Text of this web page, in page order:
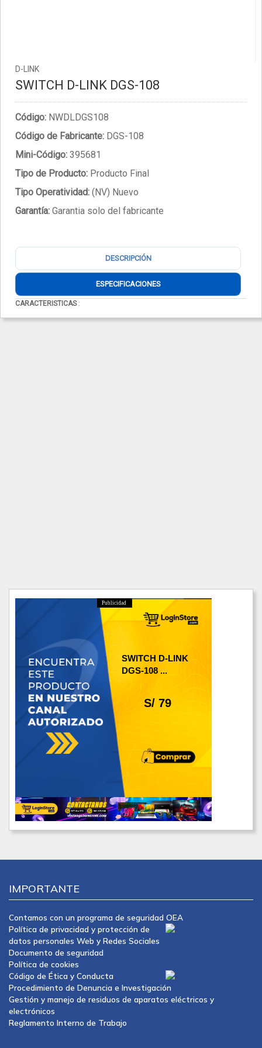
D-LINK
SWITCH D-LINK DGS-108
Código: NWDLDGS108
Código de Fabricante: DGS-108
Mini-Código: 395681
Tipo de Producto: Producto Final
Tipo Operatividad: (NV) Nuevo
Garantía: Garantia solo del fabricante
DESCRIPCIÓN
ESPECIFICACIONES
CARACTERISTICAS:
Publicidad
S/ 79
SWITCH D-LINK
DGS-108 ...
IMPORTANTE
Contamos con un programa de seguridad OEA
Política de privacidad y protección de
datos personales Web y Redes Sociales
Documento de seguridad
Política de cookies
Código de Ética y Conducta
Procedimiento de Denuncia e Investigación
Gestión y manejo de residuos de aparatos eléctricos y
electrónicos
Reglamento Interno de Trabajo